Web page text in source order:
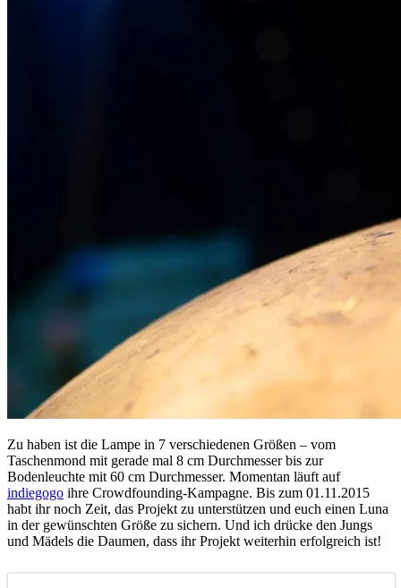
Zu haben ist die Lampe in 7 verschiedenen Größen – vom
Taschenmond mit gerade mal 8 cm Durchmesser bis zur
Bodenleuchte mit 60 cm Durchmesser. Momentan läuft auf
indiegogo ihre Crowdfounding-Kampagne. Bis zum 01.11.2015
habt ihr noch Zeit, das Projekt zu unterstützen und euch einen Luna
in der gewünschten Größe zu sichern. Und ich drücke den Jungs
und Mädels die Daumen, dass ihr Projekt weiterhin erfolgreich ist!